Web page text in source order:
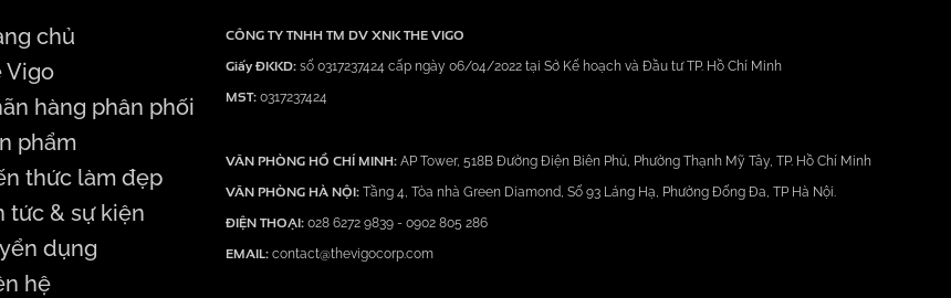
chủ
Vigo
hàng phân phối
phẩm
thức làm đẹp
tức & sự kiện
dụng
hệ
CÔNG TY TNHH TM DV XNK THE VIGO
Giấy ĐKKD: số 0317237424 cấp ngày 06/04/2022 tại Sở Kế hoạch và Đầu tư TP. Hồ Chí Minh
MST: 0317237424
VĂN PHÒNG HỒ CHÍ MINH: AP Tower, 518B Đường Điện Biên Phủ, Phường Thạnh Mỹ Tây, TP. Hồ Chí Minh
VĂN PHÒNG HÀ NỘI: Tầng 4, Tòa nhà Green Diamond, Số 93 Láng Hạ, Phường Đống Đa, TP Hà Nội.
ĐIỆN THOẠI: 028 6272 9839 - 0902 805 286
EMAIL: contact@thevigocorp.com